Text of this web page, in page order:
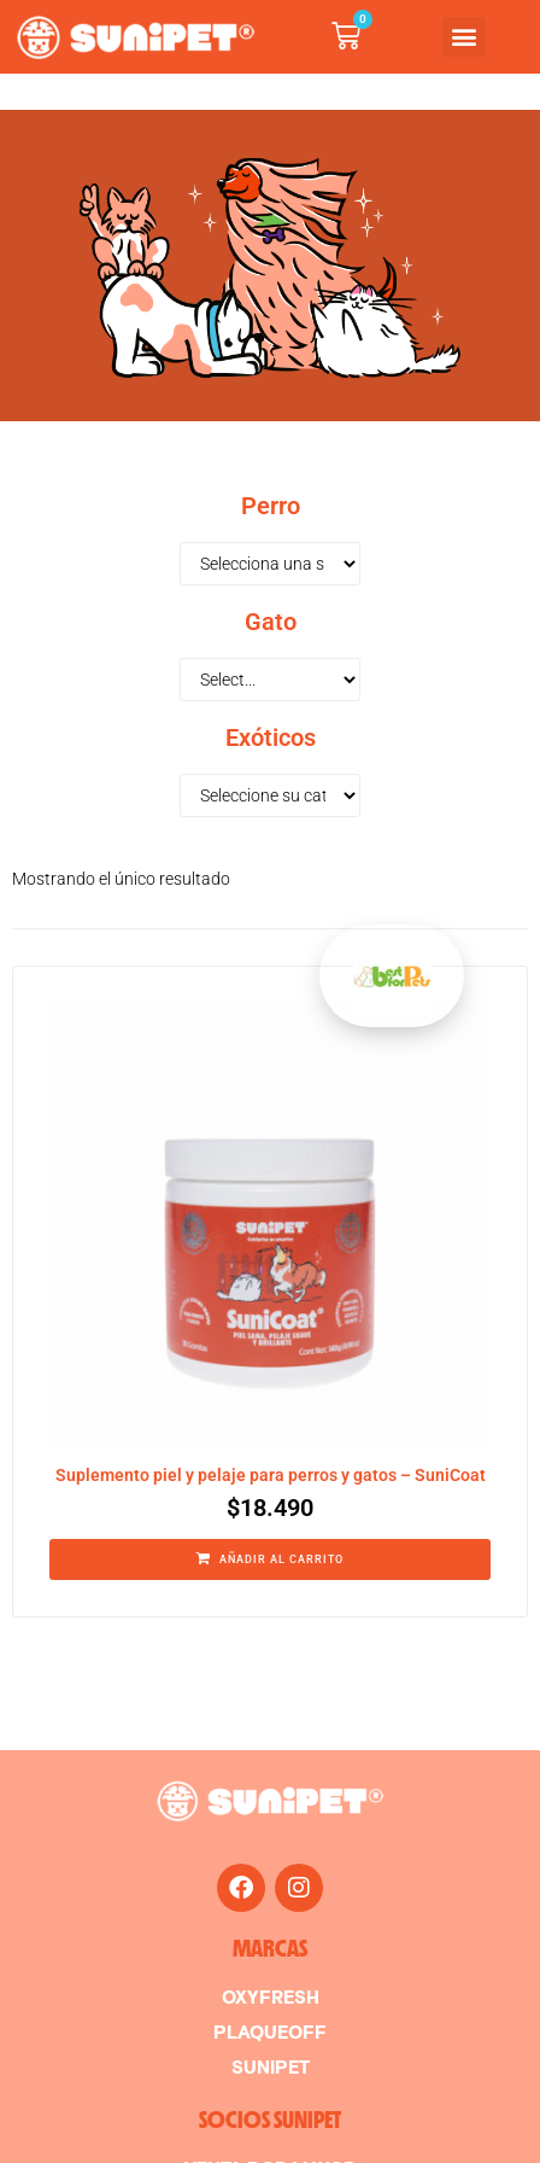
0
Perro
Gato
Exóticos
Mostrando el único resultado
Suplemento piel y pelaje para perros y gatos – SuniCoat
$18.490
AÑADIR AL CARRITO
MARCAS
OXYFRESH
PLAQUEOFF
SUNIPET
SOCIOS SUNIPET